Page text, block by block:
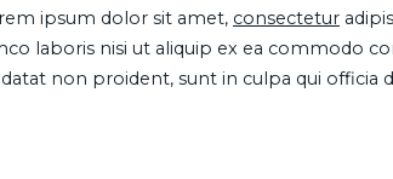
ipsum dolor sit amet, consectetur
laboris nisi ut aliquip ex ea commodo
non proident, sunt in culpa qui